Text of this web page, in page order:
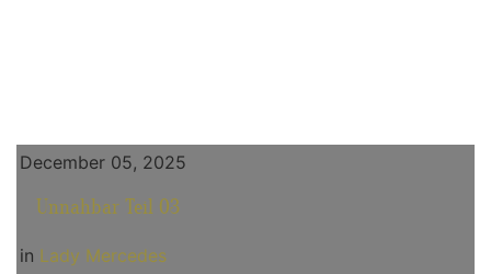
December 05, 2025
Unnahbar Teil 03
in Lady Mercedes